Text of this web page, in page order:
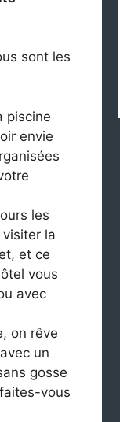
sont les
piscine
envie
les
la
et ce
vous
avec
on rêve
un
gosse
vous